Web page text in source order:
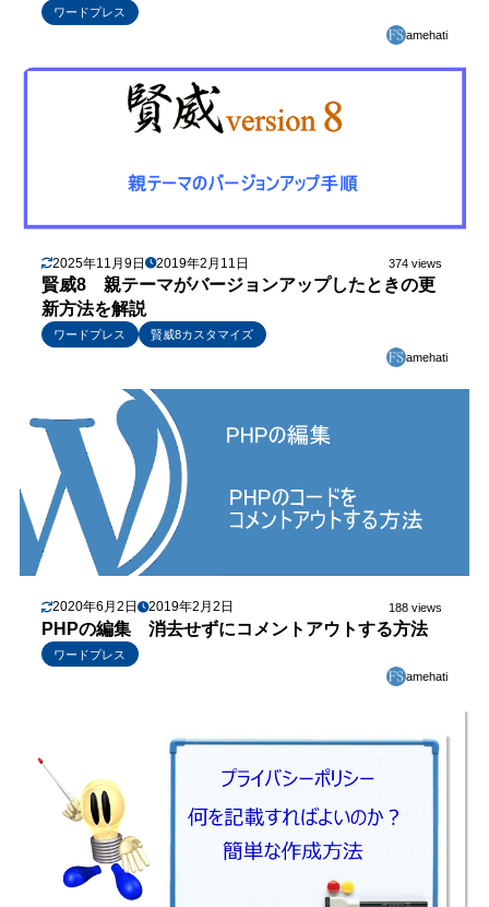
ワードプレス
amehati
2025年11月9日 2019年2月11日 374 views
賢威8 親テーマがバージョンアップしたときの更
新方法を解説
ワードプレス
賢威8カスタマイズ
amehati
2020年6月2日 2019年2月2日 188 views
PHPの編集 消去せずにコメントアウトする方法
ワードプレス
amehati